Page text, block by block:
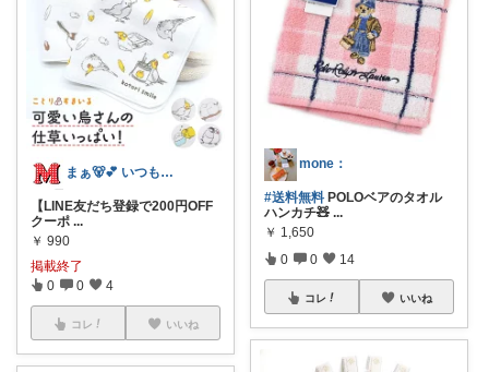
まぁ🐻💕 いつもありがとう💓
【LINE友だち登録で200円OFF
クーポ ...
￥ 990
掲載終了
0 0 4
コレ いいね
mone‪‪：
#送料無料 POLOベアのタオル
ハンカチ🧸 ...
￥ 1,650
0 0 14
コレ いいね